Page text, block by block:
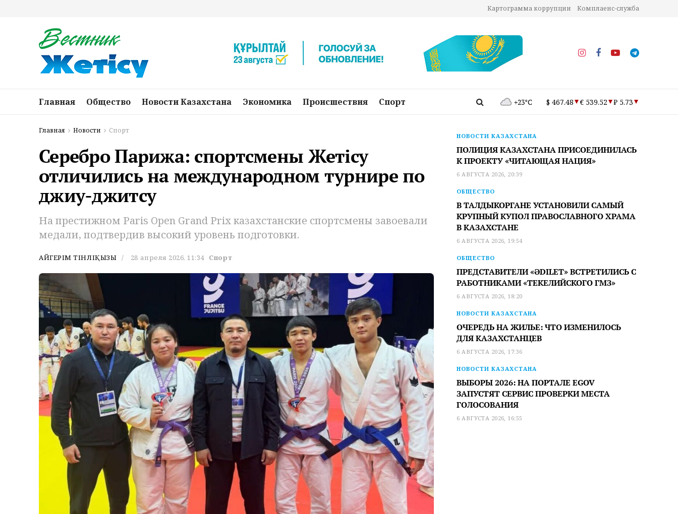
Картограмма коррупции Комплаенс-служба
Главная Общество Новости Казахстана Экономика Происшествия Спорт +23°C $ 467.48 € 539.52 ₽ 5.73
Главная Новости Спорт
Серебро Парижа: спортсмены Жетісу
отличились на международном турнире по
джиу-джитсу
На престижном Paris Open Grand Prix казахстанские спортсмены завоевали
медали, подтвердив высокий уровень подготовки.
АЙГЕРІМ ТІНӘЛІҚЫЗЫ 28 апреля 2026, 11:34 Спорт
НОВОСТИ КАЗАХСТАНА
ПОЛИЦИЯ КАЗАХСТАНА ПРИСОЕДИНИЛАСЬ
К ПРОЕКТУ «ЧИТАЮЩАЯ НАЦИЯ»
6 АВГУСТА 2026, 20:39
ОБЩЕСТВО
В ТАЛДЫКОРГАНЕ УСТАНОВИЛИ САМЫЙ
КРУПНЫЙ КУПОЛ ПРАВОСЛАВНОГО ХРАМА
В КАЗАХСТАНЕ
6 АВГУСТА 2026, 19:54
ОБЩЕСТВО
ПРЕДСТАВИТЕЛИ «ӘDILET» ВСТРЕТИЛИСЬ С
РАБОТНИКАМИ «ТЕКЕЛИЙСКОГО ГМЗ»
6 АВГУСТА 2026, 18:20
НОВОСТИ КАЗАХСТАНА
ОЧЕРЕДЬ НА ЖИЛЬЕ: ЧТО ИЗМЕНИЛОСЬ
ДЛЯ КАЗАХСТАНЦЕВ
6 АВГУСТА 2026, 17:36
НОВОСТИ КАЗАХСТАНА
ВЫБОРЫ 2026: НА ПОРТАЛЕ EGOV
ЗАПУСТЯТ СЕРВИС ПРОВЕРКИ МЕСТА
ГОЛОСОВАНИЯ
6 АВГУСТА 2026, 16:55